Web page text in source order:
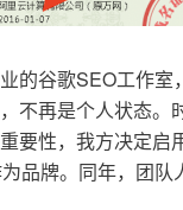
的谷歌SEO工作室
不再是个人状态。
要性，我方决定启
品牌。同年，团队